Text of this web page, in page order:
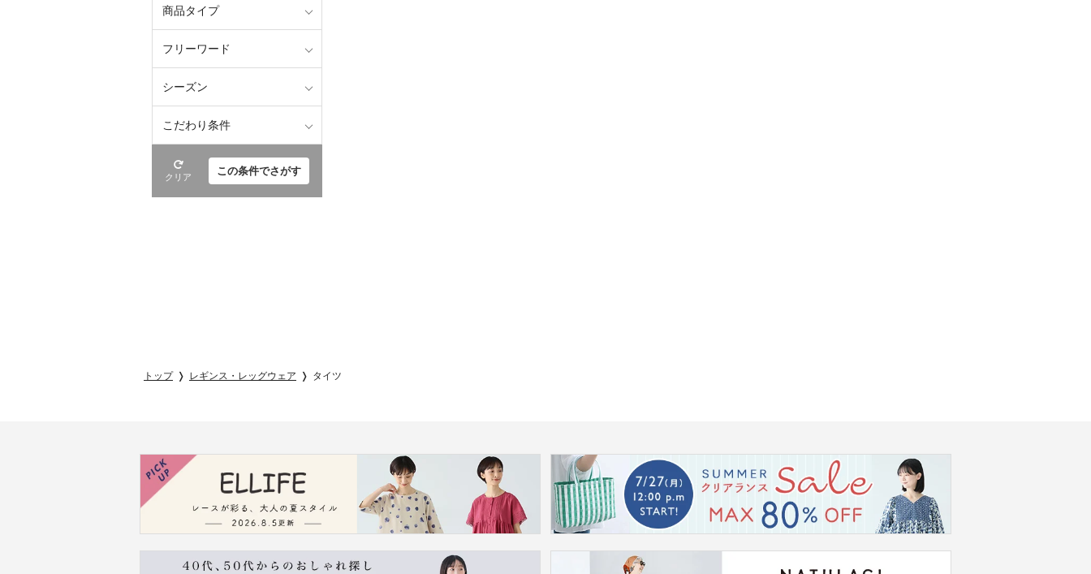
商品タイプ
フリーワード
シーズン
こだわり条件
クリア この条件でさがす
トップ レギンス・レッグウェア タイツ